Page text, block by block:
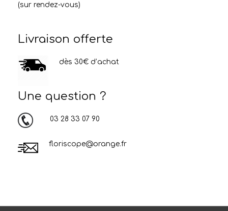
(sur rendez-vous)
Livraison offerte
dès 30€ d’achat
Une question ?
03 28 33 07 90
floriscope@orange.fr